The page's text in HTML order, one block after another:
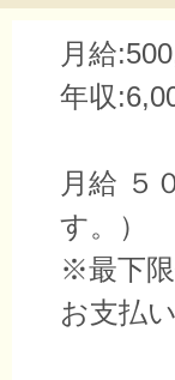
月給
年収
月給 ５
す。）
※最下
お支払